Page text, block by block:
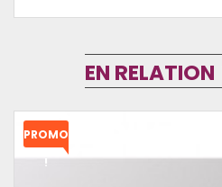
EN RELATION
PROMO
!